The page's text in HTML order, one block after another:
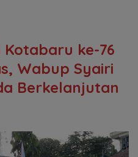
Kotabaru ke-76
Wabup Syairi
Berkelanjutan